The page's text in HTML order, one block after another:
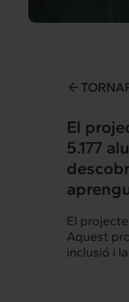
El
5.177
El
Aquest
inclusió i